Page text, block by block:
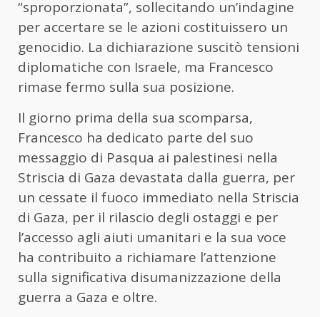
“sproporzionata”, sollecitando un’indagine
per accertare se le azioni costituissero un
genocidio. La dichiarazione suscitò tensioni
diplomatiche con Israele, ma Francesco
rimase fermo sulla sua posizione.
Il giorno prima della sua scomparsa,
Francesco ha dedicato parte del suo
messaggio di Pasqua ai palestinesi nella
Striscia di Gaza devastata dalla guerra, per
un cessate il fuoco immediato nella Striscia
di Gaza, per il rilascio degli ostaggi e per
l’accesso agli aiuti umanitari e la sua voce
ha contribuito a richiamare l’attenzione
sulla significativa disumanizzazione della
guerra a Gaza e oltre.